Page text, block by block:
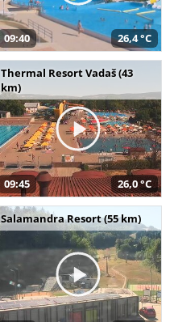
09:40 26,4 °C
Thermal Resort Vadaš (43
km)
09:45 26,0 °C
Salamandra Resort (55 km)